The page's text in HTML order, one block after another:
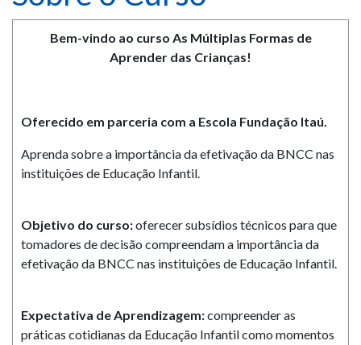
Bem-vindo ao curso As Múltiplas Formas de
Aprender das Crianças!
Oferecido em parceria com a Escola Fundação Itaú.
Aprenda sobre a importância da efetivação da BNCC nas
instituições de Educação Infantil.
Objetivo do curso:oferecer subsídios técnicos para que
tomadores de decisão compreendam a importância da
efetivação da BNCC nas instituições de Educação Infantil.
Expectativa de Aprendizagem:compreender as
práticas cotidianas da Educação Infantil como momentos